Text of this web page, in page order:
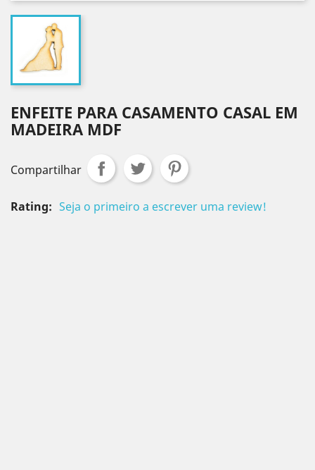
ENFEITE PARA CASAMENTO CASAL EM
MADEIRA MDF
Compartilhar
Rating: Seja o primeiro a escrever uma review!